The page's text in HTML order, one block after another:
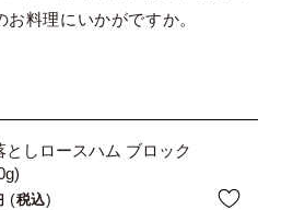
料理にいかがですか。
としロースハム ブロック
税込